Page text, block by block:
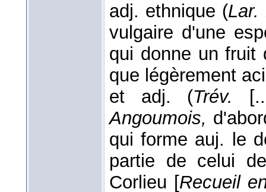
adj. ethnique (Lar.
vulgaire d'une
qui donne un fruit
que légèrement
et adj. (Trév.
Angoumois,
qui forme auj. le
partie de celui
Corlieu [Recueil